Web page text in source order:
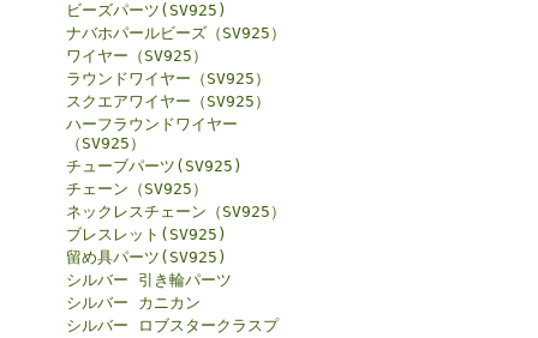
ビーズパーツ(SV925)
ナバホパールビーズ（SV925）
ワイヤー（SV925）
ラウンドワイヤー（SV925）
スクエアワイヤー（SV925）
ハーフラウンドワイヤー
（SV925）
チューブパーツ(SV925)
チェーン（SV925）
ネックレスチェーン（SV925）
ブレスレット(SV925)
留め具パーツ(SV925)
シルバー 引き輪パーツ
シルバー カニカン
シルバー ロブスタークラスプ